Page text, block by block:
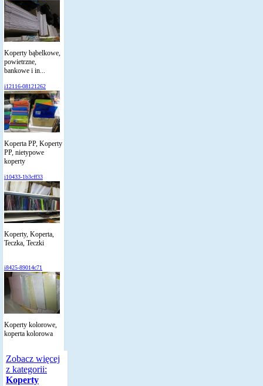
Koperty bąbelkowe,
powietrzne,
bankowe i in...
i12116-08121262
Koperta PP, Koperty
PP, nietypowe
koperty
i10433-1b3cff33
Koperty, Koperta,
Teczka, Teczki
i8425-89014c71
Koperty kolorowe,
koperta kolorowa
Zobacz więcej
z kategorii:
Koperty